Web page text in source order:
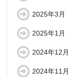
2025年3月
2025年1月
2024年12月
2024年11月